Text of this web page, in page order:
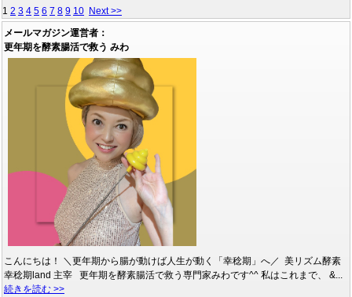
1 2 3 4 5 6 7 8 9 10 Next >>
メールマガジン運営者：
更年期を酵素腸活で救う みわ
こんにちは！ ＼更年期から腸が動けば人生が動く「幸稔期」へ／ 美リズム酵素
幸稔期land 主宰 更年期を酵素腸活で救う専門家みわです^^ 私はこれまで、 &...
続きを読む >>